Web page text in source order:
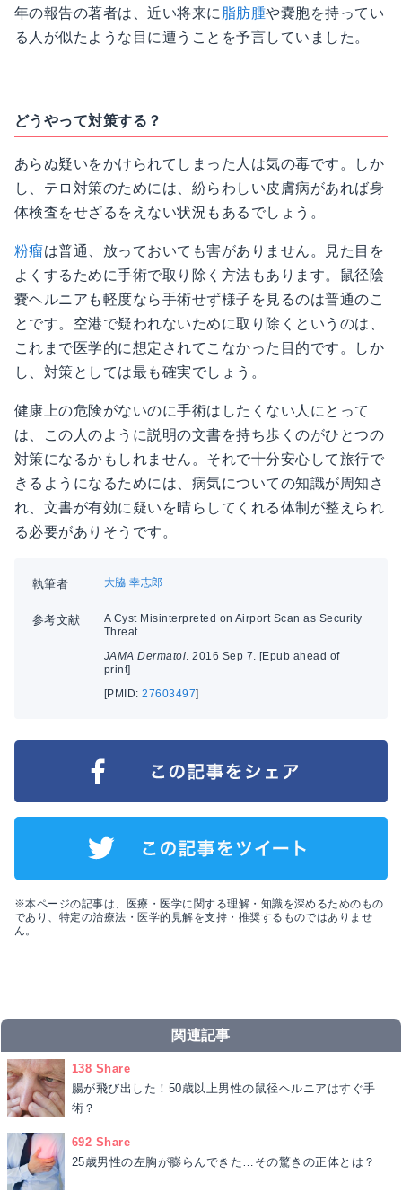
年の報告の著者は、近い将来に脂肪腫や嚢胞を持ってい
る人が似たような目に遭うことを予言していました。
どうやって対策する？
あらぬ疑いをかけられてしまった人は気の毒です。しか
し、テロ対策のためには、紛らわしい皮膚病があれば身
体検査をせざるをえない状況もあるでしょう。
粉瘤は普通、放っておいても害がありません。見た目を
よくするために手術で取り除く方法もあります。鼠径陰
嚢ヘルニアも軽度なら手術せず様子を見るのは普通のこ
とです。空港で疑われないために取り除くというのは、
これまで医学的に想定されてこなかった目的です。しか
し、対策としては最も確実でしょう。
健康上の危険がないのに手術はしたくない人にとって
は、この人のように説明の文書を持ち歩くのがひとつの
対策になるかもしれません。それで十分安心して旅行で
きるようになるためには、病気についての知識が周知さ
れ、文書が有効に疑いを晴らしてくれる体制が整えられ
る必要がありそうです。
執筆者 大脇 幸志郎
参考文献
A Cyst Misinterpreted on Airport Scan as Security
Threat.
JAMA Dermatol . 2016 Sep 7. [Epub ahead of
print]
[PMID:27603497]
※本ページの記事は、医療・医学に関する理解・知識を深めるためのもの
であり、特定の治療法・医学的見解を支持・推奨するものではありませ
ん。
関連記事
138 Share
腸が飛び出した！50歳以上男性の鼠径ヘルニアはすぐ手
術？
692 Share
25歳男性の左胸が膨らんできた…その驚きの正体とは？